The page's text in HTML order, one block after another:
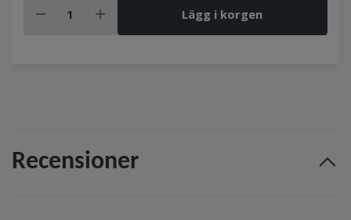
Lägg i korgen
Recensioner